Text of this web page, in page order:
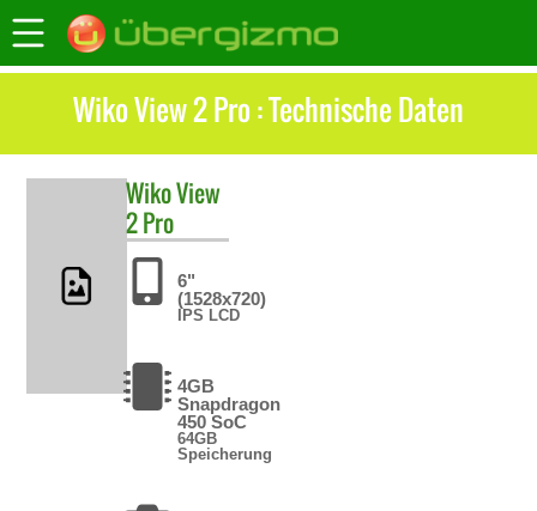
Wiko View 2 Pro : Technische Daten
WikoView
2 Pro
6"
(1528x720)
IPS LCD
4GB
Snapdragon
450 SoC
64GB
Speicherung